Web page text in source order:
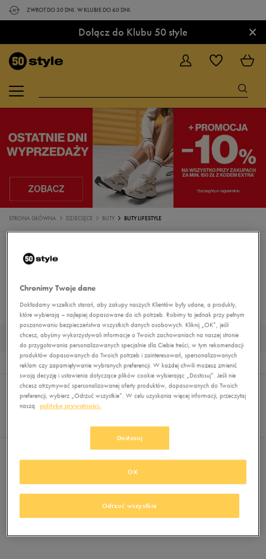
ZWROT DO 30 DNI. W KLUBIE DO 60 DNI.
Dołącz do Klubu 50 style ×
STRONA GŁÓWNA DZIECIĘCE BUTY BUTY LIFESTYLE
SANDAŁY
BUTY LIFESTYLE
DZIECIĘCE BUTY LIFESTYLE PUMA KOLOR RÓŻOWY
0
Wyników
Sortuj:
REKOMENDOWANE
FILTRUJ (2)
Pokaż
z 0
Wybrane filtry: PUMA RÓŻOWY Wyczyść filtry
Chronimy Twoje dane
Dokładamy wszelkich starań, aby zakupy naszych Klientów były udane, a produkty,
które wybierają – najlepiej dopasowane do ich potrzeb. Robimy to jednak przy pełnym
poszanowaniu bezpieczeństwa wszystkich danych osobowych. Kliknij „OK”, jeśli
chcesz, abyśmy wykorzystywali informacje o Twoich zachowaniach na naszej stronie
do przygotowania personalizowanych specjalnie dla Ciebie treści, w tym rekomendacji
produktów dopasowanych do Twoich potrzeb i zainteresowań, spersonalizowanych
reklam czy zapamiętywanie wybranych preferencji. W każdej chwili możesz zmienić
swoją decyzję i ustawienia dotyczące plików cookie wybierając „Dostosuj”. Jeśli nie
chcesz otrzymywać spersonalizowanej oferty produktów, dopasowanych do Twoich
preferencji, wybierz „Odrzuć wszystkie”. W celu uzyskania więcej informacji, przeczytaj
naszą
politykę prywatności.
Dostosuj
Odrzuć wszystkie
OK